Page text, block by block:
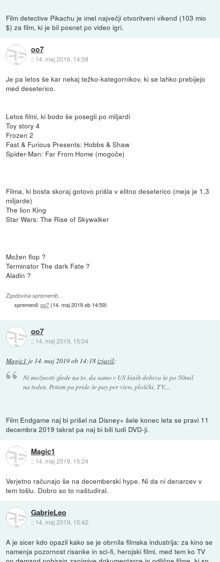
Film detective Pikachu je imel največji otvoritveni vikend (103 mio
$) za film, ki je bil posnet po video igri.
oo7
:: 14. maj 2019, 14:58
Je pa letos še kar nekaj težko-kategornikov, ki se lahko prebijejo
med deseterico.
Letos filmi, ki bodo še posegli po miljardi
Toy story 4
Frozen 2
Fast & Furious Presents: Hobbs & Shaw
Spider-Man: Far From Home (mogoče)
Filma, ki bosta skoraj gotovo prišla v elitno deseterico (meja je 1,3
miljarde)
The lion King
Star Wars: The Rise of Skywalker
Možen flop ?
Terminator The dark Fate ?
Aladin ?
Zgodovina sprememb…
spremenil:oo7(14. maj 2019 ob 14:59)
oo7
:: 14. maj 2019, 15:04
Magic1 je 14. maj 2019 ob 14:18izjavil:
Ni možnosti glede na to, da samo v US kinih dobiva še po 50mil
na teden. Potem pa pride še pay per view, ploščki, TV,...
Film Endgame naj bi prišel na Disney+ šele konec leta se pravi 11
decembra 2019 takrat pa naj bi bili tudi DVD-ji.
Magic1
:: 14. maj 2019, 15:24
Verjetno računajo še na decemberski hype. Ni da ni denarcev v
tem tošlu. Dobro so to naštudiral.
GabrieLeo
:: 14. maj 2019, 15:42
A je sicer kdo opazil kako se je obrnila filmska industrija: za kino se
namenja pozornost risanke in sci-fi, herojski filmi, med tem ko TV